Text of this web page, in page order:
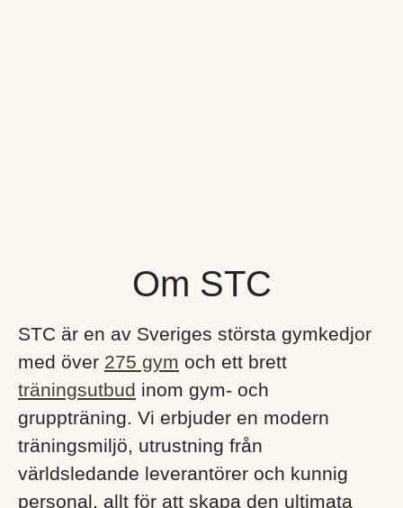
Om STC
STC är en av Sveriges största gymkedjor
med över 275 gym och ett brett
träningsutbud inom gym- och
gruppträning. Vi erbjuder en modern
träningsmiljö, utrustning från
världsledande leverantörer och kunnig
personal, allt för att skapa den ultimata